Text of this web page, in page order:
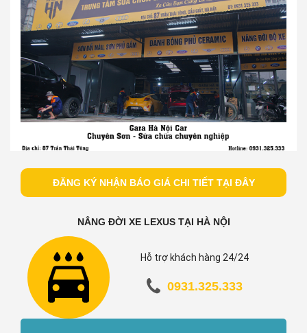
ĐĂNG KÝ NHẬN BÁO GIÁ CHI TIẾT TẠI ĐÂY
NÂNG ĐỜI XE LEXUS TẠI HÀ NỘI
Hỗ trợ khách hàng 24/24
0931.325.333